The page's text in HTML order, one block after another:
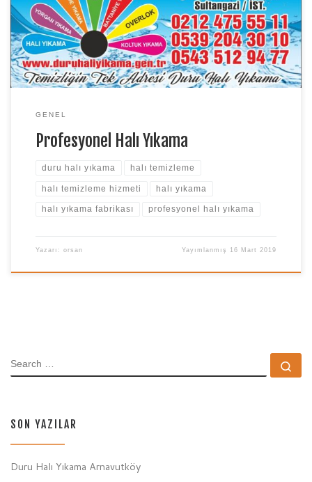
Kayaşehir ve civar bölgeleri, Bayrampaşa, Esenler, Bağcılar,
Güngören, Zeytinburnu, Fatih ilçelerinde hizmet sunmaktayız.
Duru halı yıkama fabrikamıza 7/24 iletişim numaralarımızdan
[…]
GENEL
Profesyonel Halı Yıkama
duru halı yıkama halı temizleme
halı temizleme hizmeti halı yıkama
halı yıkama fabrikası profesyonel halı yıkama
Yazarı: orsan Yayımlanmış 16 Mart 2019
SEARCH
SON YAZILAR
Duru Halı Yıkama Arnavutköy